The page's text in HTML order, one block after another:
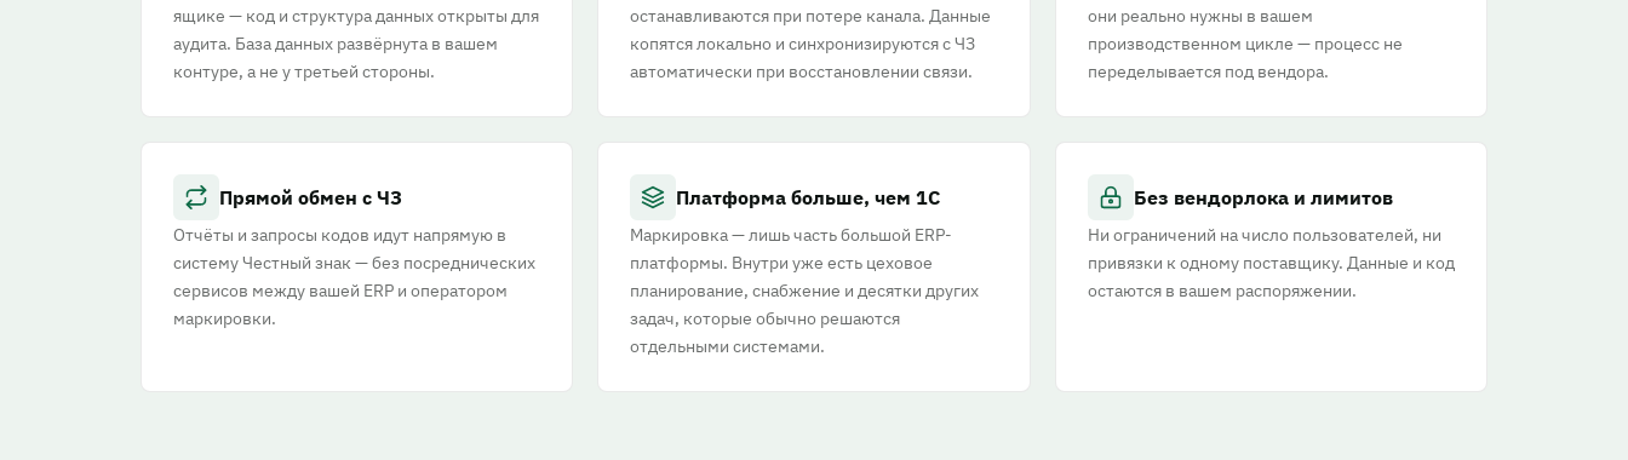
ящике — код и структура данных открыты для
аудита. База данных развёрнута в вашем
контуре, а не у третьей стороны.
останавливаются при потере канала. Данные
копятся локально и синхронизируются с ЧЗ
автоматически при восстановлении связи.
они реально нужны в вашем
производственном цикле — процесс не
переделывается под вендора.
Прямой обмен с ЧЗ
Отчёты и запросы кодов идут напрямую в
систему Честный знак — без посреднических
сервисов между вашей ERP и оператором
маркировки.
Платформа больше, чем 1С
Маркировка — лишь часть большой ERP-
платформы. Внутри уже есть цеховое
планирование, снабжение и десятки других
задач, которые обычно решаются
отдельными системами.
Без вендорлока и лимитов
Ни ограничений на число пользователей, ни
привязки к одному поставщику. Данные и код
остаются в вашем распоряжении.